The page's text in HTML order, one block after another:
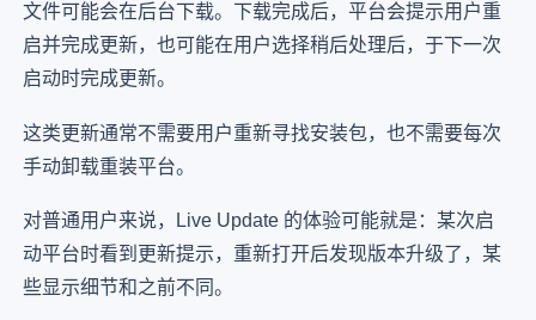
文件可能会在后台下载。下载完成后，平台会提示用户重
启并完成更新，也可能在用户选择稍后处理后，于下一次
启动时完成更新。
这类更新通常不需要用户重新寻找安装包，也不需要每次
手动卸载重装平台。
对普通用户来说，Live Update 的体验可能就是：某次启
动平台时看到更新提示，重新打开后发现版本升级了，某
些显示细节和之前不同。